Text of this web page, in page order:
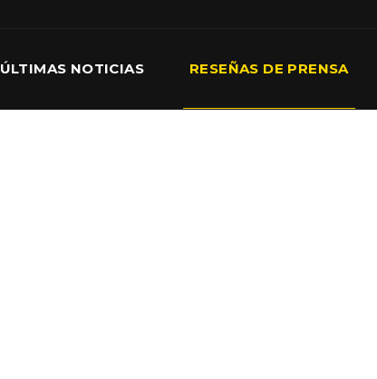
ÚLTIMAS NOTICIAS RESEÑAS DE PRENSA